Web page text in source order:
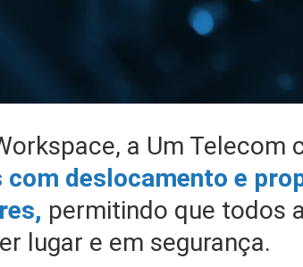
a Um Telecom
deslocamento e
permitindo que todos
lugar e em segurança.